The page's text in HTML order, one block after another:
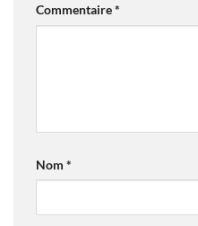
Commentaire*
Nom *